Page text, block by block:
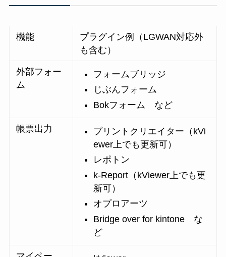
機能
プラグイン例（LGWAN対応外
も含む）
外部フォー
ム
フォームブリッジ
じぶんフォーム
Bokフォーム など
帳票出力
プリントクリエイター（kVi
ewer上でも更新可）
レポトン
k-Report（kViewer上でも更
新可）
オプロアーツ
Bridge over for kintone な
ど